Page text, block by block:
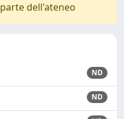
dell'ateneo
ND
ND